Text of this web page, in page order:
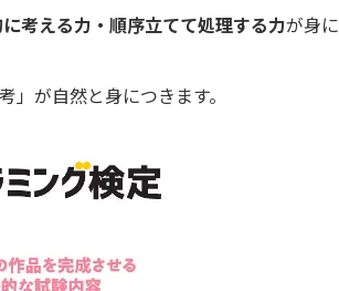
考える力・順序立てて処理する力が身に
が自然と身につきます。